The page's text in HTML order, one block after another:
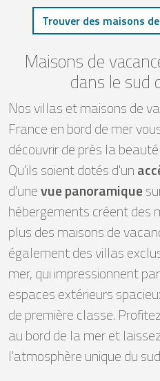
Trouver des maisons
Maisons de
dans le sud
Nos villas et maisons de
France en bord de mer
découvrir de près la
Qu'ils soient dotés d'un
d'unevue panoramique
hébergements créent des
plus des maisons de
également des villas
mer, qui impressionnent
espaces extérieurs
de première classe.
au bord de la mer et
l'atmosphère unique du